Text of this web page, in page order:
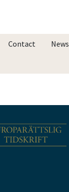
Contact